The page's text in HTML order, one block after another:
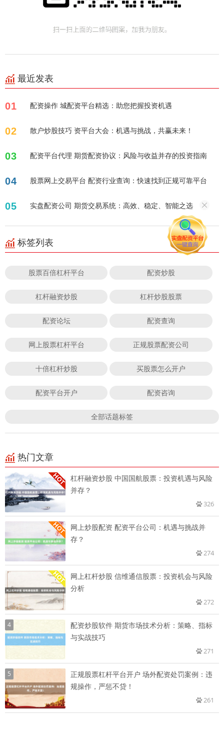
最近发表
01 配资操作 城配资平台精选：助您把握投资机遇
02 散户炒股技巧 资平台大会：机遇与挑战，共赢未来！
03 配资平台代理 期货配资协议：风险与收益并存的投资指南
04 股票网上交易平台 配资行业查询：快速找到正规可靠平台
05 实盘配资公司 期货交易系统：高效、稳定、智能之选
标签列表
股票百倍杠杆平台 配资炒股
杠杆融资炒股 杠杆炒股股票
配资论坛 配资查询
网上股票杠杆平台 正规股票配资公司
十倍杠杆炒股 买股票怎么开户
配资平台开户 配资咨询
全部话题标签
热门文章
杠杆融资炒股 中国国航股票：投资机遇与风险
并存？
326
网上炒股配资 配资平台公司：机遇与挑战并
存？
274
网上杠杆炒股 信维通信股票：投资机会与风险
分析
272
4
配资炒股软件 期货市场技术分析：策略、指标
与实战技巧
271
5
正规股票杠杆平台开户 场外配资处罚案例：违
规操作，严惩不贷！
261